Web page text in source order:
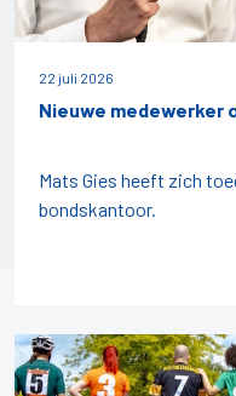
22 juli 2026
Nieuwe medewerker
Mats Gies heeft zich
bondskantoor.